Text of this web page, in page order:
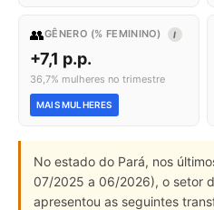
👥GÊNERO (% FEMININO) I
+7,1 p.p.
36,7% mulheres no trimestre
MAIS MULHERES
No estado do Pará, nos
07/2025 a 06/2026), o setor
apresentou as seguintes